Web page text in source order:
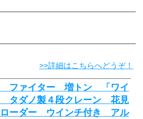
>>詳細はこちらへどうぞ！
ファイター 増トン 「ワイ
タダノ製４段クレーン 花見
ローダー ウインチ付き アル